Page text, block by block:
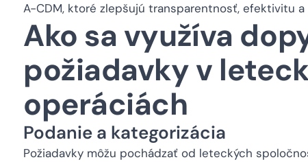
A-CDM, ktoré zlepšujú transparentnosť, efektivitu
Ako sa využíva
požiadavky v
operáciách
Podanie a kategorizácia
Požiadavky môžu pochádzať od leteckých